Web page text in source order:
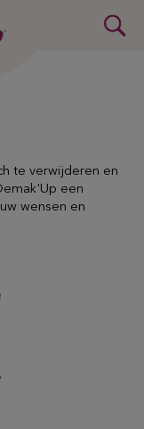
te verwijderen en
een
wensen en